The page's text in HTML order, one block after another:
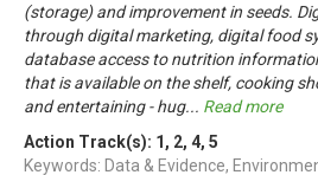
(storage) and improvement in seeds.
through digital marketing, digital food
database access to nutrition
that is available on the shelf, cooking
and entertaining - hug... Read more
Action Track(s): 1 , 2, 4, 5
Keywords: Data & Evidence,